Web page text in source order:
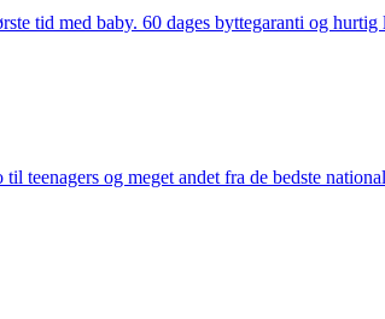
tid med baby. 60 dages byttegaranti og
og meget andet fra de bedste